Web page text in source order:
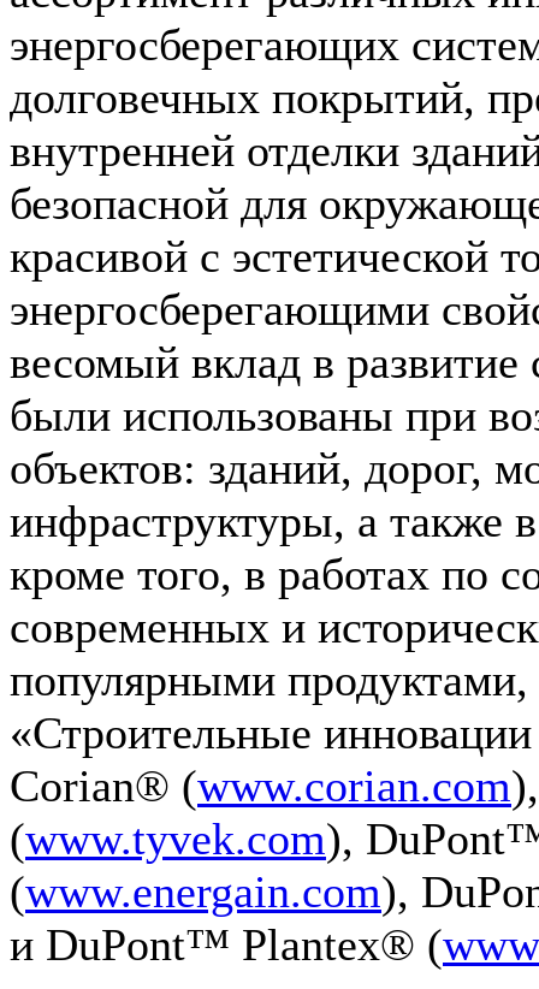
энергосберегающих
долговечных покрытий,
внутренней отделки
безопасной для
красивой с эстетической
энергосберегающими
весомый вклад в развитие
были использованы при
объектов: зданий, дорог,
инфраструктуры, а также
кроме того, в работах по
современных и
популярными
«Строительные
Corian® (www.corian.com
(www.tyvek.com),
(www.energain.com),
и DuPont™ Plantex® (